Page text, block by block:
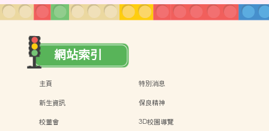
網站索引
主頁
特別消息
新生資訊
保良精神
校董會
3D校園導覽